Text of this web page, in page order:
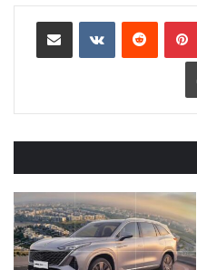
بينتيريست
‏Reddit
‏VKontakte مشاركة عبر البريد
طباعة